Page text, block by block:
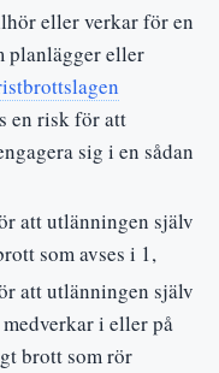
eller verkar för en
planlägger eller
en risk för att
sig i en sådan
att utlänningen själv
som avses i 1,
att utlänningen själv
i eller på
brott som rör